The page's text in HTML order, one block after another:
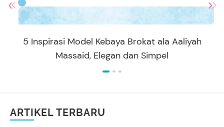
5 Inspirasi Model Kebaya Brokat ala Aaliyah
Massaid, Elegan dan Simpel
ARTIKEL TERBARU